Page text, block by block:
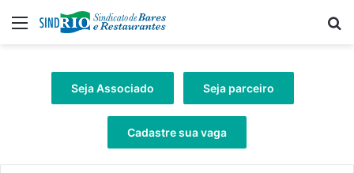
Menu
Seja Associado Seja parceiro
Cadastre sua vaga